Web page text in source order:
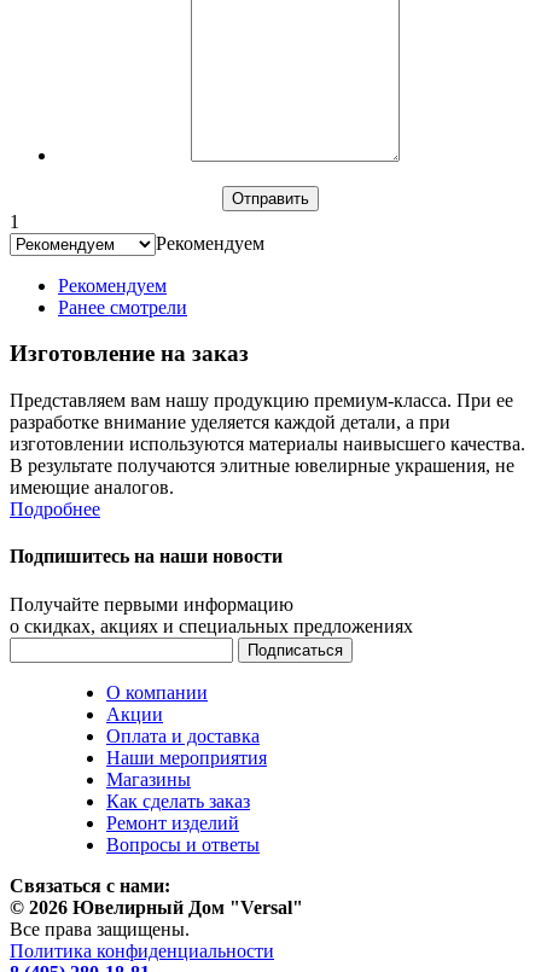
1
Рекомендуем
Рекомендуем
Ранее смотрели
Изготовление на заказ
Представляем вам нашу продукцию премиум-класса. При ее
разработке внимание уделяется каждой детали, а при
изготовлении используются материалы наивысшего качества.
В результате получаются элитные ювелирные украшения, не
имеющие аналогов.
Подробнее
Подпишитесь на наши новости
Получайте первыми информацию
о скидках, акциях и специальных предложениях
О компании
Акции
Оплата и доставка
Наши мероприятия
Магазины
Как сделать заказ
Ремонт изделий
Вопросы и ответы
Связаться с нами:
© 2026 Ювелирный Дом "Versal"
Все права защищены.
Политика конфиденциальности